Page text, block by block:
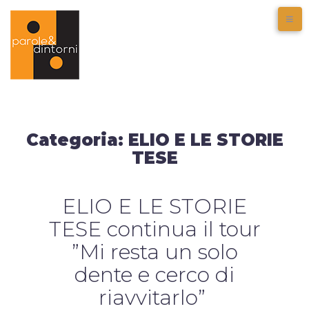
Categoria: ELIO E LE STORIE
TESE
ELIO E LE STORIE
TESE continua il tour
”Mi resta un solo
dente e cerco di
riavvitarlo”